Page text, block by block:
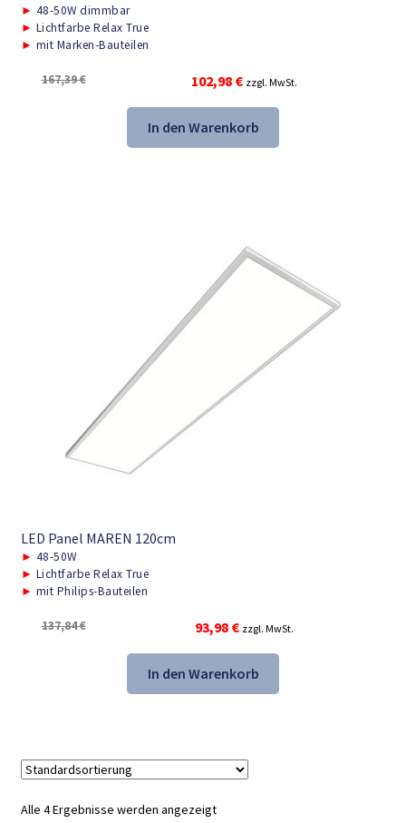
► 48-50W dimmbar
► Lichtfarbe Relax True
► mit Marken-Bauteilen
167,39€
Ursprünglicher
Preis
war:
167,39 €
102,98 €Aktueller
Preis
ist:
102,98 €.
zzgl. MwSt.
In den Warenkorb
LED Panel MAREN 120cm
► 48-50W
► Lichtfarbe Relax True
► mit Philips-Bauteilen
137,84€
Ursprünglicher
Preis
war:
137,84 €
93,98 €Aktueller
Preis
ist:
93,98 €.
zzgl. MwSt.
In den Warenkorb
Alle 4 Ergebnisse werden angezeigt